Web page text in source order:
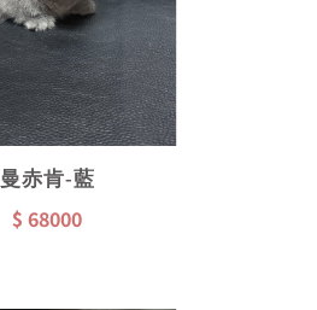
曼赤肯-藍
$ 68000